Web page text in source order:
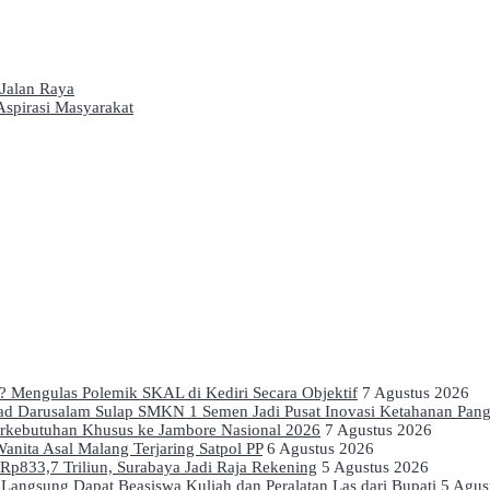
Raya
Masyarakat
Mengulas Polemik SKAL di Kediri Secara Objektif 7 Agustus 2026
Sulap SMKN 1 Semen Jadi Pusat Inovasi Ketahanan
Khusus ke Jambore Nasional 2026 7 Agustus 2026
Asal Malang Terjaring Satpol PP 6 Agustus 2026
Triliun, Surabaya Jadi Raja Rekening 5 Agustus 2026
Dapat Beasiswa Kuliah dan Peralatan Las dari Bupati 5